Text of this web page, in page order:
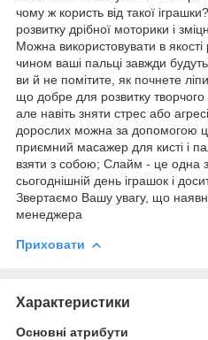
чому ж користь від такої
розвитку дрібної моторики і
Можна використовувати в
чином ваші пальці завжди
ви й не помітите, як почнете
що добре для розвитку
але навіть зняти стрес або
дорослих можна за допомогою
приємний масажер для кисті і
взяти з собою; Слайм - це одна
сьогоднішній день іграшок і
Звертаємо Вашу увагу, що
менеджера
Приховати
Характеристики
Основні атрибути